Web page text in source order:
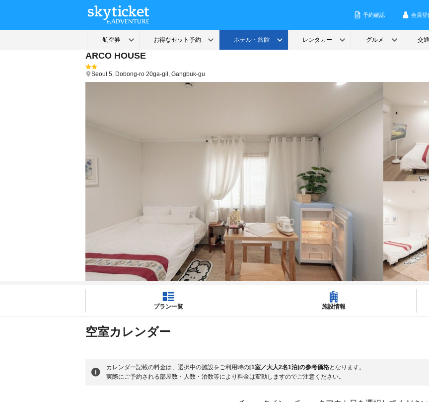
ARCO HOUSE
Seoul 5, Dobong-ro 20ga-gil, Gangbuk-gu
プラン一覧 施設情報
空室カレンダー
カレンダー記載の料金は、選択中の施設をご利用時の[1室／大人2名1泊]の参考価格となります。
実際にご予約される部屋数・人数・泊数等により料金は変動しますのでご注意ください。